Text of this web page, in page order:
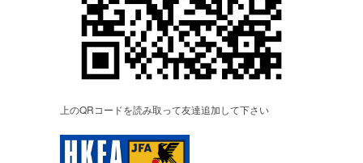
上のQRコードを読み取って友達追加して下さい